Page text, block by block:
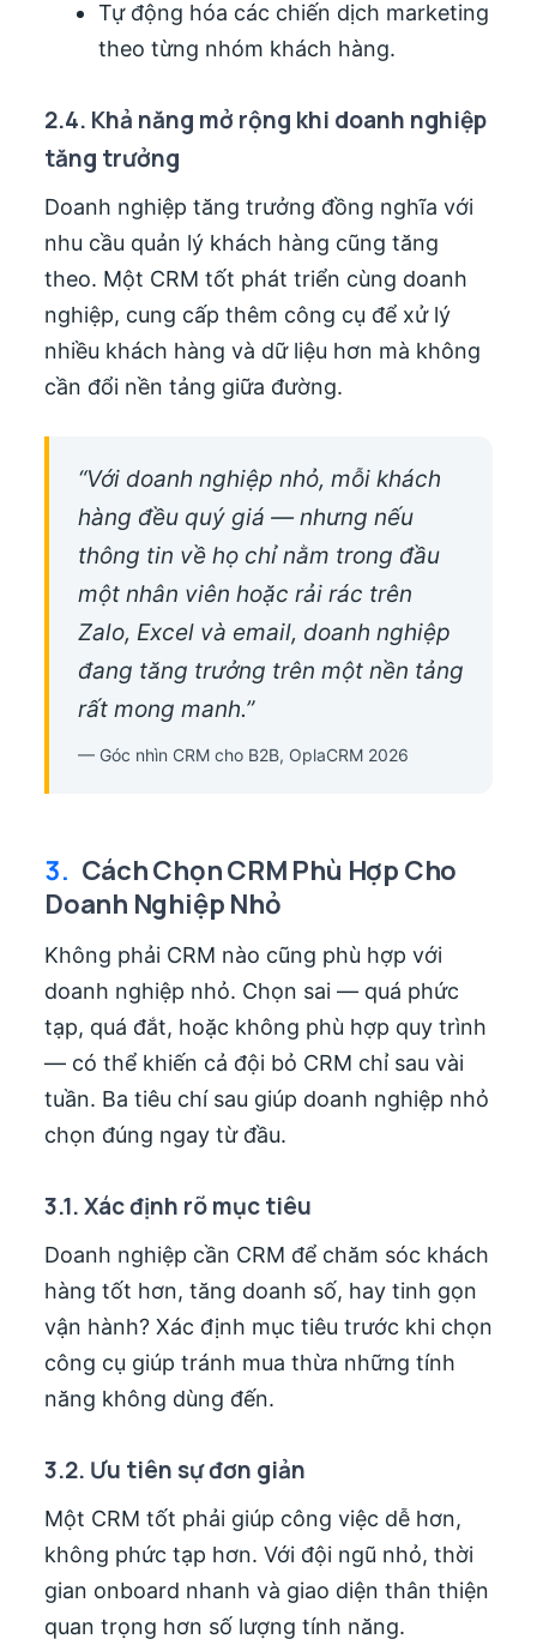
Tự động hóa các chiến dịch marketing
theo từng nhóm khách hàng.
2.4. Khả năng mở rộng khi doanh nghiệp
tăng trưởng
Doanh nghiệp tăng trưởng đồng nghĩa với
nhu cầu quản lý khách hàng cũng tăng
theo. Một CRM tốt phát triển cùng doanh
nghiệp, cung cấp thêm công cụ để xử lý
nhiều khách hàng và dữ liệu hơn mà không
cần đổi nền tảng giữa đường.
“Với doanh nghiệp nhỏ, mỗi khách
hàng đều quý giá — nhưng nếu
thông tin về họ chỉ nằm trong đầu
một nhân viên hoặc rải rác trên
Zalo, Excel và email, doanh nghiệp
đang tăng trưởng trên một nền tảng
rất mong manh.”
— Góc nhìn CRM cho B2B, OplaCRM 2026
3. Cách Chọn CRM Phù Hợp Cho
Doanh Nghiệp Nhỏ
Không phải CRM nào cũng phù hợp với
doanh nghiệp nhỏ. Chọn sai — quá phức
tạp, quá đắt, hoặc không phù hợp quy trình
— có thể khiến cả đội bỏ CRM chỉ sau vài
tuần. Ba tiêu chí sau giúp doanh nghiệp nhỏ
chọn đúng ngay từ đầu.
3.1. Xác định rõ mục tiêu
Doanh nghiệp cần CRM để chăm sóc khách
hàng tốt hơn, tăng doanh số, hay tinh gọn
vận hành? Xác định mục tiêu trước khi chọn
công cụ giúp tránh mua thừa những tính
năng không dùng đến.
3.2. Ưu tiên sự đơn giản
Một CRM tốt phải giúp công việc dễ hơn,
không phức tạp hơn. Với đội ngũ nhỏ, thời
gian onboard nhanh và giao diện thân thiện
quan trọng hơn số lượng tính năng.